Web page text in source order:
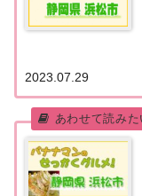
2023.07.29